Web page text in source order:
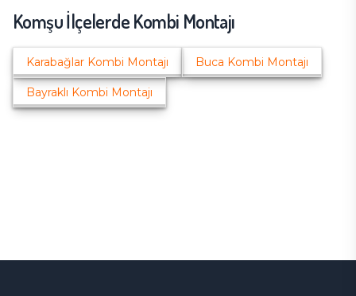
Komşu İlçelerdeKombi Montajı
Karabağlar Kombi Montajı Buca Kombi Montajı
Bayraklı Kombi Montajı